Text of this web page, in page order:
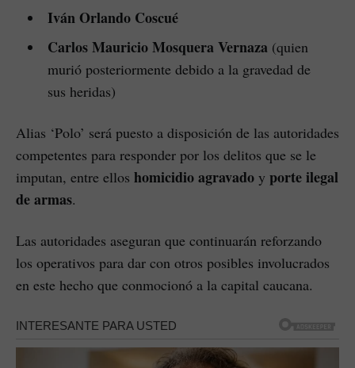
Iván Orlando Coscué
Carlos Mauricio Mosquera Vernaza (quien
murió posteriormente debido a la gravedad de
sus heridas)
Alias ‘Polo’ será puesto a disposición de las autoridades
competentes para responder por los delitos que se le
imputan, entre ellos homicidio agravado y porte ilegal
de armas.
Las autoridades aseguran que continuarán reforzando
los operativos para dar con otros posibles involucrados
en este hecho que conmocionó a la capital caucana.